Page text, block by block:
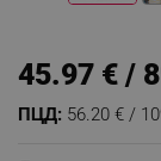
ПЦД: 56.20 € /
45.97 € /